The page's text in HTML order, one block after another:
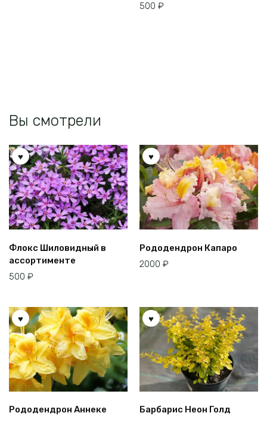
500 ₽
Вы смотрели
Флокс Шиловидный в
ассортименте
500 ₽
Рододендрон Капаро
2000 ₽
Рододендрон Аннеке
Барбарис Неон Голд